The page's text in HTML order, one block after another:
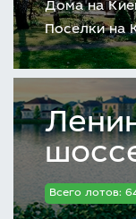
Дома на
Поселки на
Всего лотов: